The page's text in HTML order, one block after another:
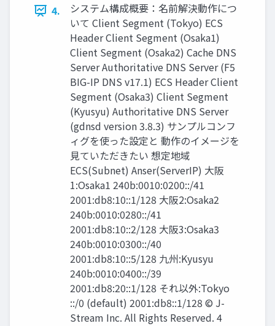
4.
システム構成概要：名前解決動作につ
いて Client Segment (Tokyo) ECS
Header Client Segment (Osaka1)
Client Segment (Osaka2) Cache DNS
Server Authoritative DNS Server (F5
BIG-IP DNS v17.1) ECS Header Client
Segment (Osaka3) Client Segment
(Kyusyu) Authoritative DNS Server
(gdnsd version 3.8.3) サンプルコンフ
ィグを使った設定と 動作のイメージを
見ていただきたい 想定地域
ECS(Subnet) Anser(ServerIP) 大阪
1:Osaka1 240b:0010:0200::/41
2001:db8:10::1/128 大阪2:Osaka2
240b:0010:0280::/41
2001:db8:10::2/128 大阪3:Osaka3
240b:0010:0300::/40
2001:db8:10::5/128 九州:Kyusyu
240b:0010:0400::/39
2001:db8:20::1/128 それ以外:Tokyo
::/0 (default) 2001:db8::1/128 © J-
Stream Inc. All Rights Reserved. 4